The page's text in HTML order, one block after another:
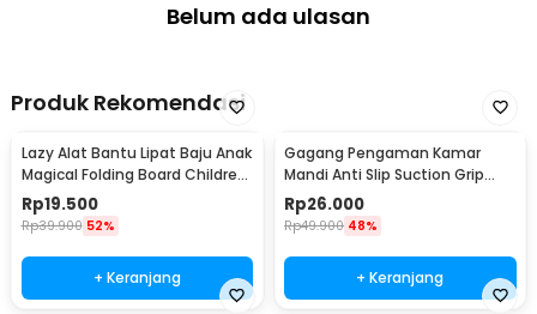
Belum ada ulasan
Produk Rekomendasi
Lazy Alat Bantu Lipat Baju Anak
Magical Folding Board Children
Cloth - 002
Rp19.500
Rp39.900 52%
+ Keranjang
Gagang Pengaman Kamar
Mandi Anti Slip Suction Grip
Handle Safety - SG-188
Rp26.000
Rp49.900 48%
+ Keranjang